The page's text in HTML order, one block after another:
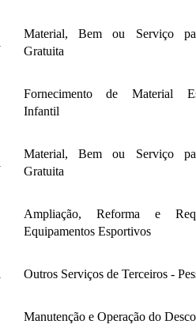
Material, Bem ou Serviço
Gratuita
Fornecimento de Material
Infantil
Material, Bem ou Serviço
Gratuita
Ampliação, Reforma e
Equipamentos Esportivos
Outros Serviços de Terceiros -
Manutenção e Operação do